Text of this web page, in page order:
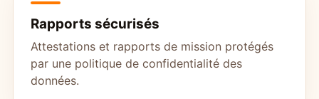
Rapports sécurisés
Attestations et rapports de mission protégés
par une politique de confidentialité des
données.